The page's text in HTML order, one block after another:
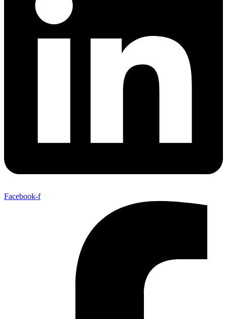
Facebook-f